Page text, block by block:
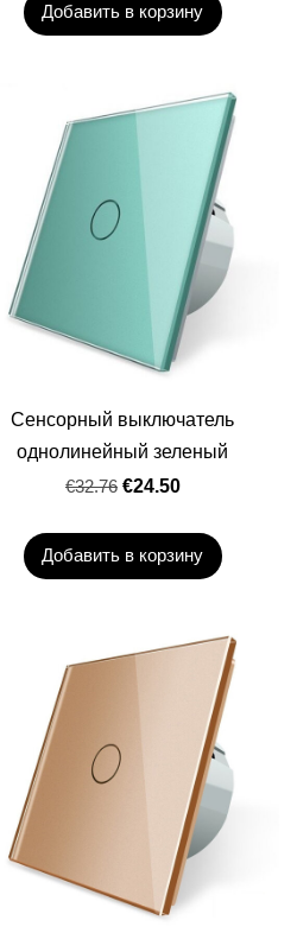
Добавить в корзину
Сенсорный выключатель
однолинейный зеленый
€32.76 €24.50
Добавить в корзину